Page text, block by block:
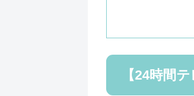
【24時間